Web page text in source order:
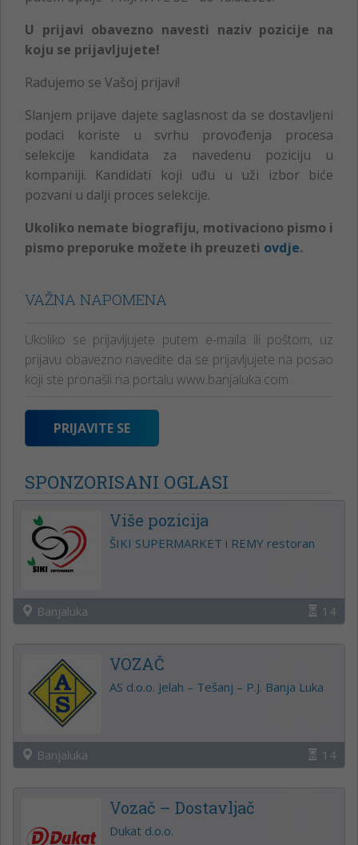
U prijavi obavezno navesti naziv pozicije na
koju se prijavljujete!
Radujemo se Vašoj prijavi!
Slanjem prijave dajete saglasnost da se dostavljeni
podaci koriste u svrhu provođenja procesa
selekcije kandidata za navedenu poziciju u
kompaniji. Kandidati koji uđu u uži izbor biće
pozvani u dalji proces selekcije.
Ukoliko nemate biografiju, motivaciono pismo i
pismo preporuke možete ih preuzeti ovdje.
VAŽNA NAPOMENA
Ukoliko se prijavljujete putem e-maila ili poštom, uz
prijavu obavezno navedite da se prijavljujete na posao
koji ste pronašli na portalu www.banjaluka.com.
PRIJAVITE SE
SPONZORISANI OGLASI
Više pozicija
ŠIKI SUPERMARKET i REMY restoran
Banjaluka 14
VOZAČ
AS d.o.o. Jelah – Tešanj – P.J. Banja Luka
Banjaluka 14
Vozač – Dostavljač
Dukat d.o.o.